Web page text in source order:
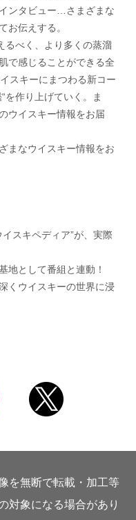
ンタビュー…さまざまな
お伝えする。
るべく、より多くの蒸溜
で感じることができる全
スキーにまつわる新コー
を作り上げていく。ま
ウイスキー情報をお届
まなウイスキー情報をお
スキペディア”が、実際
地として番組と連動！
くウイスキーの世界に浸
を無断で転載・加工等
対象になる場合があり